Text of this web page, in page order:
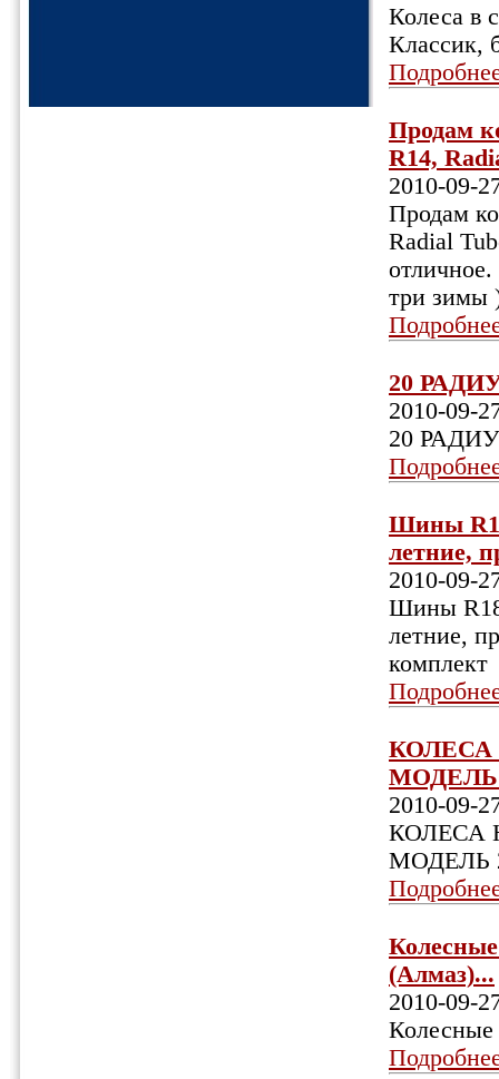
Колеса в
Классик,
Продам
R14,
2010-09-
Продам
Radial
три зимы
20
2010-09-
20
Шины
летние,
2010-09-
Шины
летние,
комплект
КОЛЕСА
МОДЕЛЬ
2010-09-
КОЛЕСА
МОДЕЛЬ
(Алмаз)...
2010-09-
Колесные